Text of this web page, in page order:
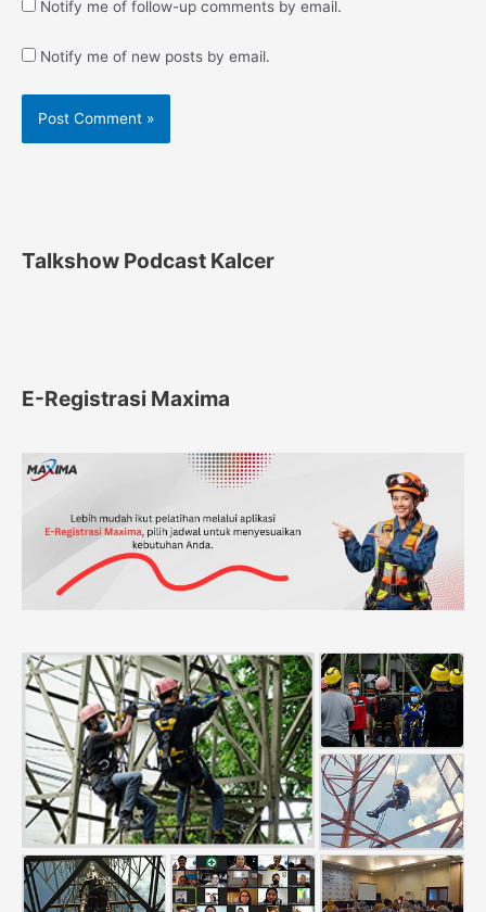
Notify me of follow-up comments by email.
Notify me of new posts by email.
Talkshow Podcast Kalcer
E-Registrasi Maxima